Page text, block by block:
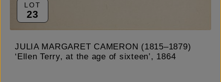
LOT
23
JULIA MARGARET CAMERON (1815–1879)
‘Ellen Terry, at the age of sixteen’, 1864